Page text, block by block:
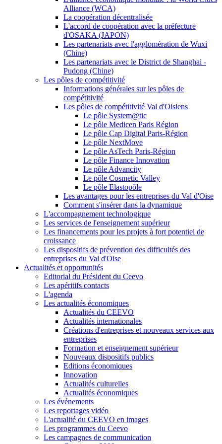
Alliance (WCA)
La coopération décentralisée
L'accord de coopération avec la préfecture
d'OSAKA (JAPON)
Les partenariats avec l'agglomération de Wuxi
(Chine)
Les partenariats avec le District de Shanghai -
Pudong (Chine)
Les pôles de compétitivité
Informations générales sur les pôles de
compétitivité
Les pôles de compétitivité Val d'Oisiens
Le pôle System@tic
Le pôle Medicen Paris Région
Le pôle Cap Digital Paris-Région
Le pôle NextMove
Le pôle AsTech Paris-Région
Le pôle Finance Innovation
Le pôle Advancity
Le pôle Cosmetic Valley
Le pôle Elastopôle
Les avantages pour les entreprises du Val d'Oise
Comment s'insérer dans la dynamique
L'accompagnement technologique
Les services de l'enseignement supérieur
Les financements pour les projets à fort potentiel de
croissance
Les dispositifs de prévention des difficultés des
entreprises du Val d'Oise
Actualités et opportunités
Editorial du Président du Ceevo
Les apéritifs contacts
L'agenda
Les actualités économiques
Actualités du CEEVO
Actualités internationales
Créations d'entreprises et nouveaux services aux
entreprises
Formation et enseignement supérieur
Nouveaux dispositifs publics
Editions économiques
Innovation
Actualités culturelles
Actualités économiques
Les événements
Les reportages vidéo
L'actualité du CEEVO en images
Les programmes du Ceevo
Les campagnes de communication